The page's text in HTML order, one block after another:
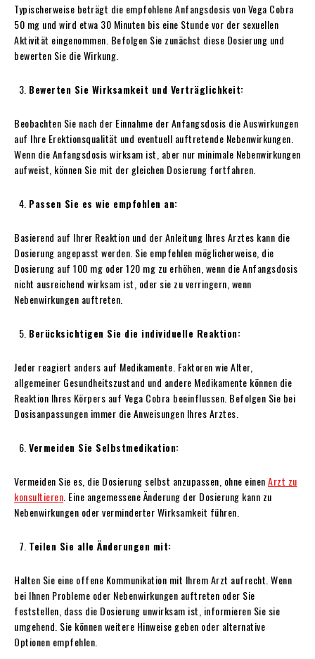
Typischerweise beträgt die empfohlene Anfangsdosis von Vega Cobra
50 mg und wird etwa 30 Minuten bis eine Stunde vor der sexuellen
Aktivität eingenommen. Befolgen Sie zunächst diese Dosierung und
bewerten Sie die Wirkung.
Bewerten Sie Wirksamkeit und Verträglichkeit:
Beobachten Sie nach der Einnahme der Anfangsdosis die Auswirkungen
auf Ihre Erektionsqualität und eventuell auftretende Nebenwirkungen.
Wenn die Anfangsdosis wirksam ist, aber nur minimale Nebenwirkungen
aufweist, können Sie mit der gleichen Dosierung fortfahren.
Passen Sie es wie empfohlen an:
Basierend auf Ihrer Reaktion und der Anleitung Ihres Arztes kann die
Dosierung angepasst werden. Sie empfehlen möglicherweise, die
Dosierung auf 100 mg oder 120 mg zu erhöhen, wenn die Anfangsdosis
nicht ausreichend wirksam ist, oder sie zu verringern, wenn
Nebenwirkungen auftreten.
Berücksichtigen Sie die individuelle Reaktion:
Jeder reagiert anders auf Medikamente. Faktoren wie Alter,
allgemeiner Gesundheitszustand und andere Medikamente können die
Reaktion Ihres Körpers auf Vega Cobra beeinflussen. Befolgen Sie bei
Dosisanpassungen immer die Anweisungen Ihres Arztes.
Vermeiden Sie Selbstmedikation:
Vermeiden Sie es, die Dosierung selbst anzupassen, ohne einenArzt zu
konsultieren . Eine angemessene Änderung der Dosierung kann zu
Nebenwirkungen oder verminderter Wirksamkeit führen.
Teilen Sie alle Änderungen mit:
Halten Sie eine offene Kommunikation mit Ihrem Arzt aufrecht. Wenn
bei Ihnen Probleme oder Nebenwirkungen auftreten oder Sie
feststellen, dass die Dosierung unwirksam ist, informieren Sie sie
umgehend. Sie können weitere Hinweise geben oder alternative
Optionen empfehlen.